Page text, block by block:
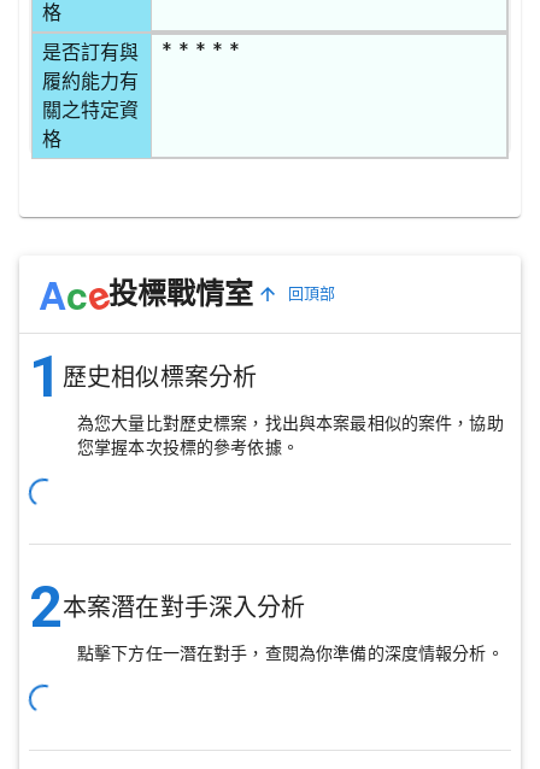
格
是否訂有與
履約能力有
關之特定資
格
* * * * *
Ace投標戰情室 回頂部
1 歷史相似標案分析
為您大量比對歷史標案，找出與本案最相似的案件，協助
您掌握本次投標的參考依據。
2本案潛在對手深入分析
點擊下方任一潛在對手，查閱為你準備的深度情報分析。